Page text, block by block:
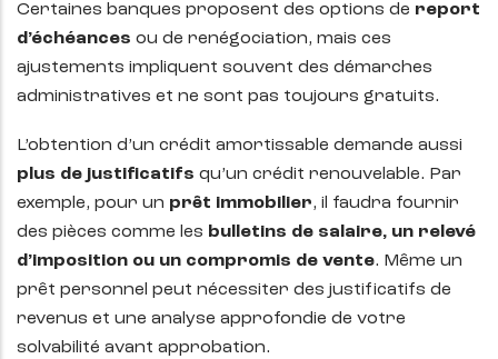
Certaines banques proposent des options de report
d’échéances ou de renégociation, mais ces
ajustements impliquent souvent des démarches
administratives et ne sont pas toujours gratuits.
L’obtention d’un crédit amortissable demande aussi
plus de justificatifs qu’un crédit renouvelable. Par
exemple, pour un prêt immobilier, il faudra fournir
des pièces comme les bulletins de salaire, un relevé
d’imposition ou un compromis de vente. Même un
prêt personnel peut nécessiter des justificatifs de
revenus et une analyse approfondie de votre
solvabilité avant approbation.